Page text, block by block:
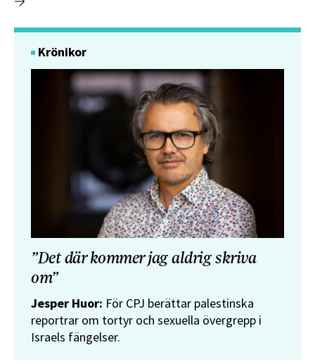
Krönikor
”Det där kommer jag aldrig skriva
om”
Jesper Huor: För CPJ berättar palestinska
reportrar om tortyr och sexuella övergrepp i
Israels fängelser.